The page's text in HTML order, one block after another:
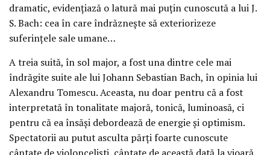
dramatic, evidențiază o latură mai puțin cunoscută a lui J.
S. Bach: cea în care îndrăznește să exteriorizeze
suferințele sale umane…
A treia suită, în sol major, a fost una dintre cele mai
îndrăgite suite ale lui Johann Sebastian Bach, în opinia lui
Alexandru Tomescu. Aceasta, nu doar pentru că a fost
interpretată în tonalitate majoră, tonică, luminoasă, ci
pentru că ea însăși debordează de energie și optimism.
Spectatorii au putut asculta părți foarte cunoscute